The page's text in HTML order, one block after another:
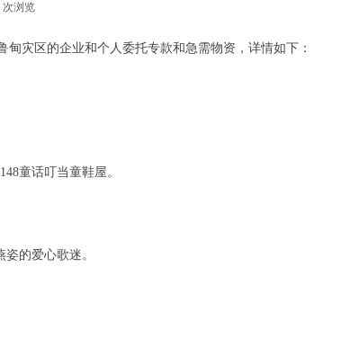
次浏览
灾区的企业和个人委托专款和急需物资，详情如下：
童话叮当童鞋屋。
的爱心歌迷。